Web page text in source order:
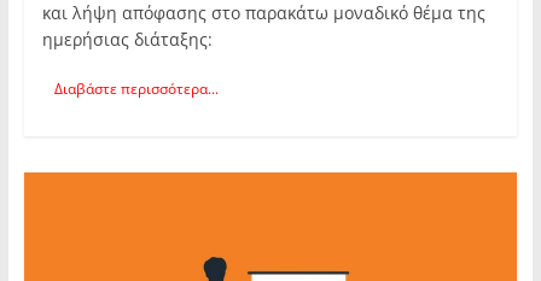
και λήψη απόφασης στο παρακάτω μοναδικό θέμα της
ημερήσιας διάταξης:
Διαβάστε περισσότερα...